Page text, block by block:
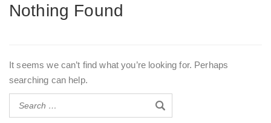
Nothing Found
It seems we can’t find what you’re looking for. Perhaps
searching can help.